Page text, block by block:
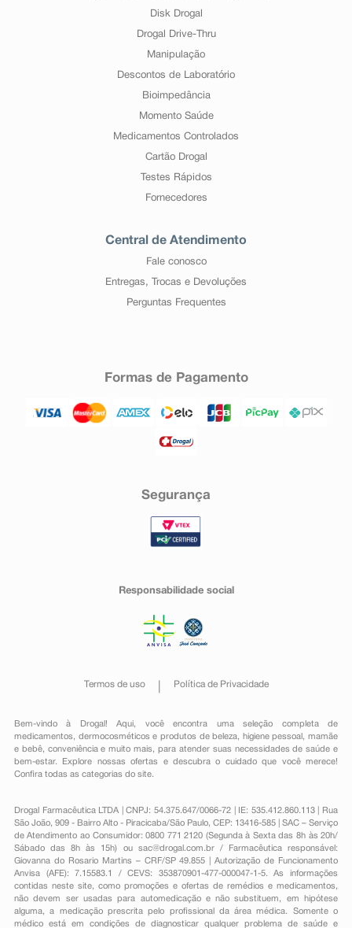
Disk Drogal
Drogal Drive-Thru
Manipulação
Descontos de Laboratório
Bioimpedância
Momento Saúde
Medicamentos Controlados
Cartão Drogal
Testes Rápidos
Fornecedores
Central de Atendimento
Fale conosco
Entregas, Trocas e Devoluções
Perguntas Frequentes
Formas de Pagamento
Segurança
Responsabilidade social
Termos de uso Política de Privacidade
Bem-vindo à Drogal! Aqui, você encontra uma seleção completa de
medicamentos , dermocosméticos e produtos de beleza, higiene pessoal ,mamãe
e bebê, conveniênciae muito mais, para atender suas necessidades de saúde e
bem-estar. Explore nossas ofertas e descubra o cuidado que você merece!
Confira todas as categorias do site.
Drogal Farmacêutica LTDA | CNPJ: 54.375.647/0066-72 | IE: 535.412.860.113 | Rua
São João, 909 - Bairro Alto - Piracicaba/São Paulo, CEP: 13416-585 | SAC – Serviço
de Atendimento ao Consumidor: 0800 771 2120 (Segunda à Sexta das 8h às 20h/
Sábado das 8h às 15h) ou sac@drogal.com.br/ Farmacêutica responsável:
Giovanna do Rosario Martins – CRF/SP 49.855 | Autorização de Funcionamento
Anvisa (AFE): 7.15583.1 / CEVS: 353870901-477-000047-1-5. As informações
contidas neste site, como promoções e ofertas de remédios e medicamentos,
não devem ser usadas para automedicação e não substituem, em hipótese
alguma, a medicação prescrita pelo profissional da área médica. Somente o
médico está em condições de diagnosticar qualquer problema de saúde e